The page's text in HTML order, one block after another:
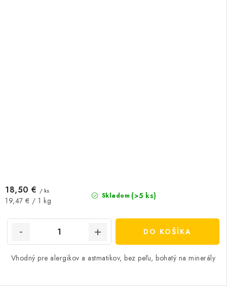
Skladom (>5 ks)
18,50 € / ks
Jednotková
19,47 € / 1 kg
DO KOŠÍKA
Vhodný pre alergikov a astmatikov, bez peľu, bohatý na minerály